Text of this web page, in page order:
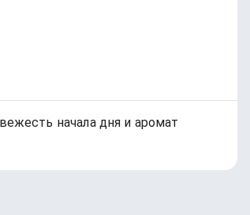
начала дня и аромат